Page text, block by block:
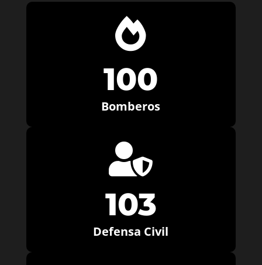

100
Bomberos

103
Defensa Civil